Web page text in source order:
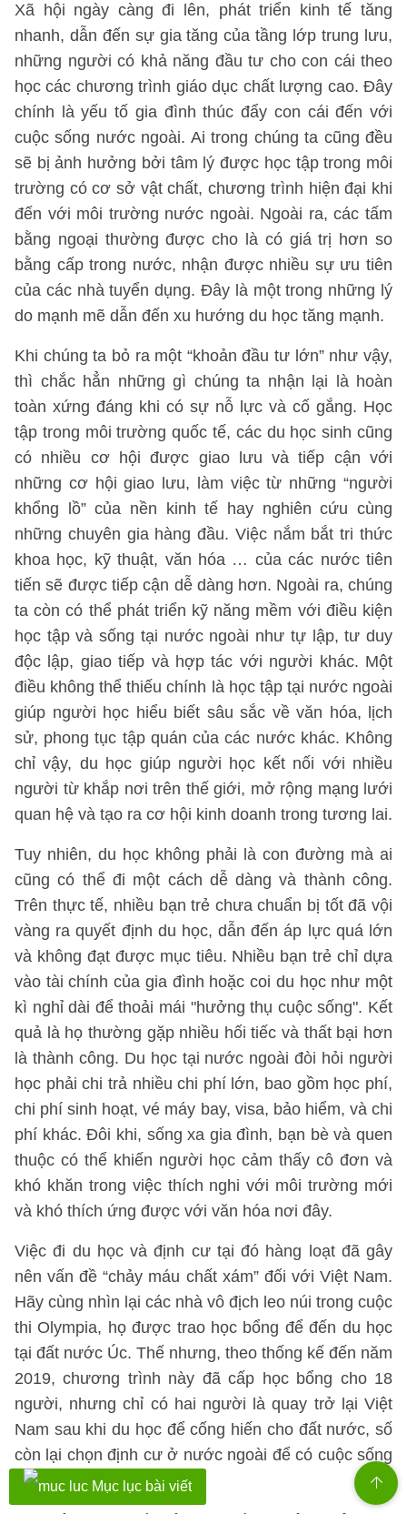
Xã hội ngày càng đi lên, phát triển kinh tế tăng
nhanh, dẫn đến sự gia tăng của tầng lớp trung lưu,
những người có khả năng đầu tư cho con cái theo
học các chương trình giáo dục chất lượng cao. Đây
chính là yếu tố gia đình thúc đẩy con cái đến với
cuộc sống nước ngoài. Ai trong chúng ta cũng đều
sẽ bị ảnh hưởng bởi tâm lý được học tập trong môi
trường có cơ sở vật chất, chương trình hiện đại khi
đến với môi trường nước ngoài. Ngoài ra, các tấm
bằng ngoại thường được cho là có giá trị hơn so
bằng cấp trong nước, nhận được nhiều sự ưu tiên
của các nhà tuyển dụng. Đây là một trong những lý
do mạnh mẽ dẫn đến xu hướng du học tăng mạnh.
Khi chúng ta bỏ ra một “khoản đầu tư lớn” như vậy,
thì chắc hẳn những gì chúng ta nhận lại là hoàn
toàn xứng đáng khi có sự nỗ lực và cố gắng. Học
tập trong môi trường quốc tế, các du học sinh cũng
có nhiều cơ hội được giao lưu và tiếp cận với
những cơ hội giao lưu, làm việc từ những “người
khổng lồ” của nền kinh tế hay nghiên cứu cùng
những chuyên gia hàng đầu. Việc nắm bắt tri thức
khoa học, kỹ thuật, văn hóa … của các nước tiên
tiến sẽ được tiếp cận dễ dàng hơn. Ngoài ra, chúng
ta còn có thể phát triển kỹ năng mềm với điều kiện
học tập và sống tại nước ngoài như tự lập, tư duy
độc lập, giao tiếp và hợp tác với người khác. Một
điều không thể thiếu chính là học tập tại nước ngoài
giúp người học hiểu biết sâu sắc về văn hóa, lịch
sử, phong tục tập quán của các nước khác. Không
chỉ vậy, du học giúp người học kết nối với nhiều
người từ khắp nơi trên thế giới, mở rộng mạng lưới
quan hệ và tạo ra cơ hội kinh doanh trong tương lai.
Tuy nhiên, du học không phải là con đường mà ai
cũng có thể đi một cách dễ dàng và thành công.
Trên thực tế, nhiều bạn trẻ chưa chuẩn bị tốt đã vội
vàng ra quyết định du học, dẫn đến áp lực quá lớn
và không đạt được mục tiêu. Nhiều bạn trẻ chỉ dựa
vào tài chính của gia đình hoặc coi du học như một
kì nghỉ dài để thoải mái "hưởng thụ cuộc sống". Kết
quả là họ thường gặp nhiều hối tiếc và thất bại hơn
là thành công. Du học tại nước ngoài đòi hỏi người
học phải chi trả nhiều chi phí lớn, bao gồm học phí,
chi phí sinh hoạt, vé máy bay, visa, bảo hiểm, và chi
phí khác. Đôi khi, sống xa gia đình, bạn bè và quen
thuộc có thể khiến người học cảm thấy cô đơn và
khó khăn trong việc thích nghi với môi trường mới
và khó thích ứng được với văn hóa nơi đây.
Việc đi du học và định cư tại đó hàng loạt đã gây
nên vấn đề “chảy máu chất xám” đối với Việt Nam.
Hãy cùng nhìn lại các nhà vô địch leo núi trong cuộc
thi Olympia, họ được trao học bổng để đến du học
tại đất nước Úc. Thế nhưng, theo thống kế đến năm
2019, chương trình này đã cấp học bổng cho 18
người, nhưng chỉ có hai người là quay trở lại Việt
Nam sau khi du học để cống hiến cho đất nước, số
còn lại chọn định cư ở nước ngoài để có cuộc sống
tốt hơn.
Mục lục bài viết